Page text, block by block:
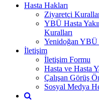
Hasta Hakları
Ziyaretçi
YBÜ Hasta
Kuralları
Yenidoğan YBÜ
İletişim
İletişim Formu
Hasta ve Hasta
Çalışan Görüş
Sosyal Medya